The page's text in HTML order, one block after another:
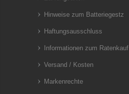
Hinweise zum Batteriegestz
Haftungsausschluss
Informationen zum Ratenkauf
Versand / Kosten
Markenrechte